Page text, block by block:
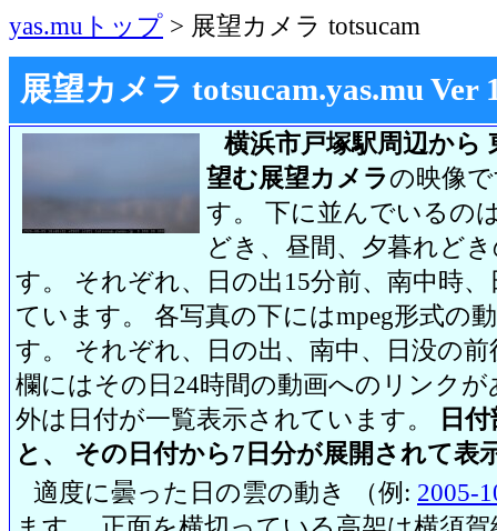
yas.muトップ > 展望カメラ totsucam
展望カメラ totsucam.yas.mu Ver
横浜市戸塚駅周辺から
望む展望カメラの映像
す。 下に並んでいるの
どき、昼間、夕暮れど
す。 それぞれ、日の出15分前、南中時
ています。 各写真の下にはmpeg形式の
す。 それぞれ、日の出、南中、日没の
欄にはその日24時間の動画へのリンク
外は日付が一覧表示されています。
日
と、 その日付から7日分が展開されて表
適度に曇った日の雲の動き （例: 2005-